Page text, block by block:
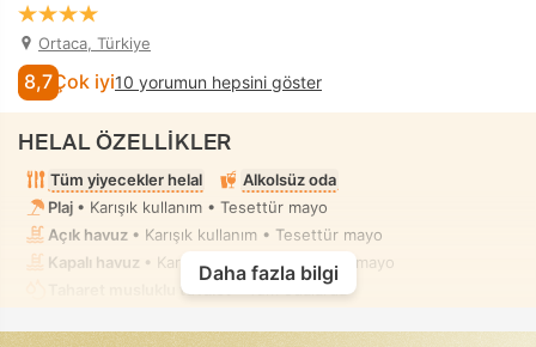
Ortaca, Türkiye
8,7 Çok iyi10 yorumun hepsini göster
HELAL ÖZELLİKLER
Tüm yiyecekler helal
Alkolsüz oda
Plaj • Karışık kullanım • Tesettür mayo
Açık havuz • Karışık kullanım • Tesettür mayo
Kapalı havuz • Karışık kullanım • Tesettür mayo
Taharet musluklu tuvalet
• Tüm odalarda
Daha fazla bilgi